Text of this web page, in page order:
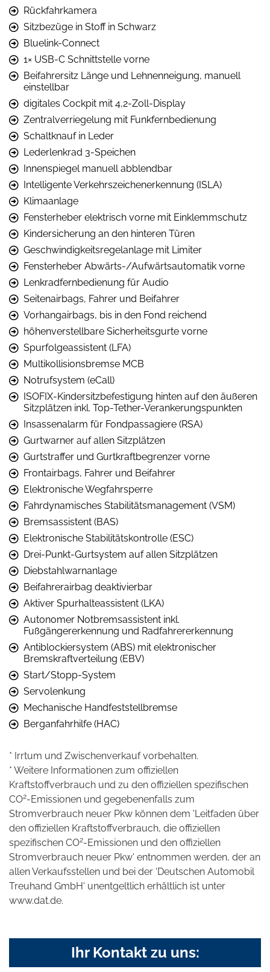
Rückfahrkamera
Sitzbezüge in Stoff in Schwarz
Bluelink-Connect
1× USB-C Schnittstelle vorne
Beifahrersitz Länge und Lehnenneigung, manuell
einstellbar
digitales Cockpit mit 4,2-Zoll-Display
Zentralverriegelung mit Funkfernbedienung
Schaltknauf in Leder
Lederlenkrad 3-Speichen
Innenspiegel manuell abblendbar
Intelligente Verkehrszeichenerkennung (ISLA)
Klimaanlage
Fensterheber elektrisch vorne mit Einklemmschutz
Kindersicherung an den hinteren Türen
Geschwindigkeitsregelanlage mit Limiter
Fensterheber Abwärts-/Aufwärtsautomatik vorne
Lenkradfernbedienung für Audio
Seitenairbags, Fahrer und Beifahrer
Vorhangairbags, bis in den Fond reichend
höhenverstellbare Sicherheitsgurte vorne
Spurfolgeassistent (LFA)
Multikollisionsbremse MCB
Notrufsystem (eCall)
ISOFIX-Kindersitzbefestigung hinten auf den äußeren
Sitzplätzen inkl. Top-Tether-Verankerungspunkten
Insassenalarm für Fondpassagiere (RSA)
Gurtwarner auf allen Sitzplätzen
Gurtstraffer und Gurtkraftbegrenzer vorne
Frontairbags, Fahrer und Beifahrer
Elektronische Wegfahrsperre
Fahrdynamisches Stabilitätsmanagement (VSM)
Bremsassistent (BAS)
Elektronische Stabilitätskontrolle (ESC)
Drei-Punkt-Gurtsystem auf allen Sitzplätzen
Diebstahlwarnanlage
Beifahrerairbag deaktivierbar
Aktiver Spurhalteassistent (LKA)
Autonomer Notbremsassistent inkl.
Fußgängererkennung und Radfahrererkennung
Antiblockiersystem (ABS) mit elektronischer
Bremskraftverteilung (EBV)
Start/Stopp-System
Servolenkung
Mechanische Handfeststellbremse
Berganfahrhilfe (HAC)
* Irrtum und Zwischenverkauf vorbehalten.
* Weitere Informationen zum offiziellen
Kraftstoffverbrauch und zu den offiziellen spezifischen
CO2-Emissionen und gegebenenfalls zum
Stromverbrauch neuer Pkw können dem 'Leitfaden über
den offiziellen Kraftstoffverbrauch, die offiziellen
spezifischen CO2-Emissionen und den offiziellen
Stromverbrauch neuer Pkw' entnommen werden, der an
allen Verkaufsstellen und bei der 'Deutschen Automobil
Treuhand GmbH' unentgeltlich erhältlich ist unter
www.dat.de.
Ihr Kontakt zu uns: